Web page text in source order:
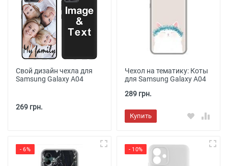
Свой дизайн чехла для
Samsung Galaxy A04
269 грн.
Чехол на тематику: Коты
для Samsung Galaxy A04
289 грн.
Купить
- 6% - 10%